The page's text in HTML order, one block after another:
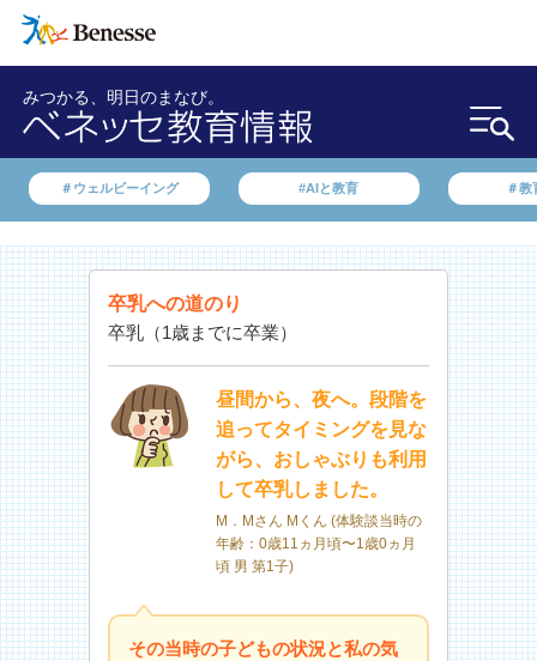
みつかる、明日のまなび。
＃ウェルビーイング #AIと教育 ＃教
卒乳への道のり
卒乳（1歳までに卒業）
昼間から、夜へ。段階を
追ってタイミングを見な
がら、おしゃぶりも利用
して卒乳しました。
M．Mさん Mくん (体験談当時の
年齢：0歳11ヵ月頃〜1歳0ヵ月
頃 男 第1子)
その当時の子どもの状況と私の気